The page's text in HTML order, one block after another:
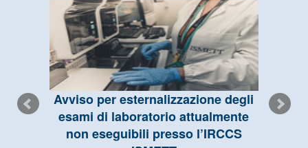
Avviso per esternalizzazione degli
esami di laboratorio attualmente
non eseguibili presso l’IRCCS